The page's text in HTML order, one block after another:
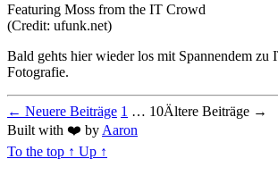
Featuring Moss from the IT Crowd
(Credit: ufunk.net)
Bald gehts hier wieder los mit Spannendem zu
Fotografie.
Seitennummerierung
der
Beiträge
← Neuere Beiträge 1 … 10Ältere Beiträge →
Built with ❤️ by Aaron
To the top ↑ Up ↑